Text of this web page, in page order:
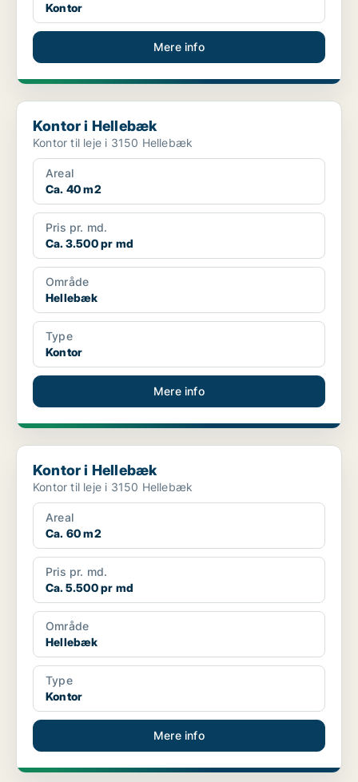
Kontor
Mere info
Kontor i Hellebæk
Kontor i Hellebæk
Kontor til leje i 3150 Hellebæk
Areal
Ca. 40 m2
Pris pr. md.
Ca. 3.500 pr md
Område
Hellebæk
Type
Kontor
Mere info
Kontor i Hellebæk
Kontor i Hellebæk
Kontor til leje i 3150 Hellebæk
Areal
Ca. 60 m2
Pris pr. md.
Ca. 5.500 pr md
Område
Hellebæk
Type
Kontor
Mere info